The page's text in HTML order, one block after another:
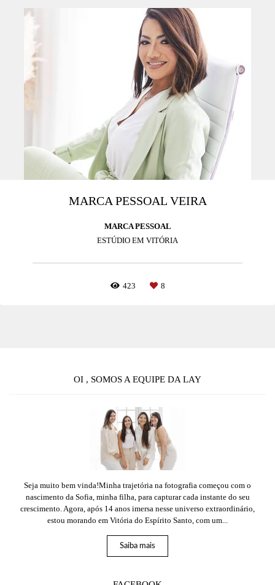
MARCA PESSOAL VEIRA
MARCA PESSOAL
ESTÚDIO EM VITÓRIA
423 8
OI , SOMOS A EQUIPE DA LAY
Seja muito bem vinda!Minha trajetória na fotografia começou com o
nascimento da Sofia, minha filha, para capturar cada instante do seu
crescimento. Agora, após 14 anos imersa nesse universo extraordinário,
estou morando em Vitória do Espírito Santo, com um...
Saiba mais